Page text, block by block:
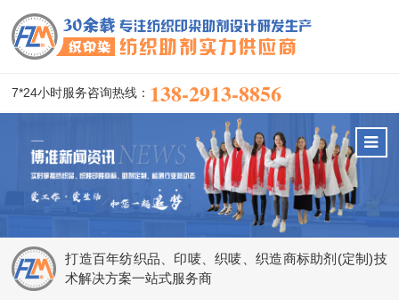
7*24小时服务咨询热线： 138-2913-8856
打造百年纺织品、印唛、织唛、织造商标助剂(定制)技
术解决方案一站式服务商